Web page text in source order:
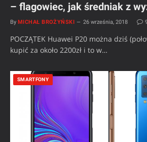
– flagowiec, jak średniak z
By MICHAŁ BROŻYŃSKI 26 września, 2018
POCZĄTEK Huawei P20 można dziś
kupić za około 2200zł i to w…
SMARTFONY